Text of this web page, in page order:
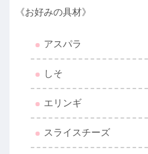
《お好みの具材》
アスパラ
しそ
エリンギ
スライスチーズ